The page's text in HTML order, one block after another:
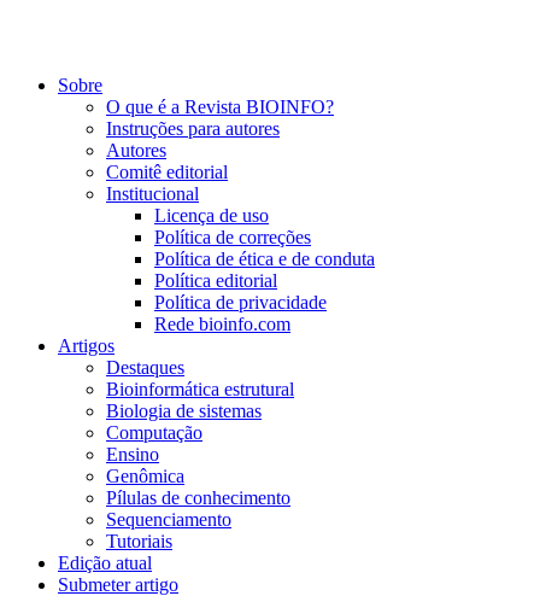
Sobre
O que é a Revista BIOINFO?
Instruções para autores
Autores
Comitê editorial
Institucional
Licença de uso
Política de correções
Política de ética e de conduta
Política editorial
Política de privacidade
Rede bioinfo.com
Artigos
Destaques
Bioinformática estrutural
Biologia de sistemas
Computação
Ensino
Genômica
Pílulas de conhecimento
Sequenciamento
Tutoriais
Edição atual
Submeter artigo